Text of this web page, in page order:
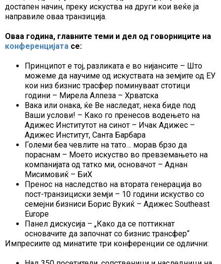
достапен начин, преку искуства на други кои веќе ја
направиле оваа транзиција.
Оваа година, главните теми и дел од говорниците на
конференцијата се:
Принципот е тој, разликата е во нијансите – Што
можеме да научиме од искуствата на земјите од ЕУ
кои низ бизнис трасфер поминуваат стотици
години – Мирела Алпеза – Хрватска
Вака или онака, ќе Ве наследат, нека биде под
Ваши услови! – Како го пренесов водењето на
Адижес Институтот на синот – Ичак Адижес –
Адижес Институт, Санта Барбара
Големи беа чевлите на тато… морав брзо да
пораснам – Моето искуство во превземањето на
компанијата од татко ми, основачот – Аднан
Мисимовиќ – БиХ
Пренос на наследство на втората генерација во
пост-транзициски земји – 10 години искуство со
семејни бизниси Борис Вукиќ – Адижес Southeast
Europe
Панел дискусија – „Како да се поттикнат
основачите да започнат со бизнис трансфер“
Импресиите од минатите три конференции се одлични: